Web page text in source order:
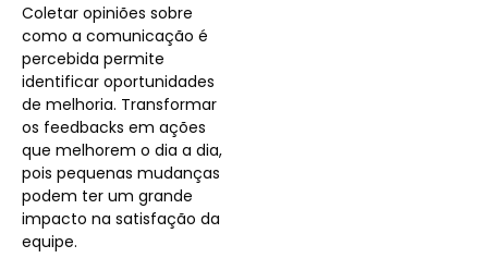
Coletar opiniões sobre
como a comunicação é
percebida permite
identificar oportunidades
de melhoria. Transformar
os feedbacks em ações
que melhorem o dia a dia,
pois pequenas mudanças
podem ter um grande
impacto na satisfação da
equipe.